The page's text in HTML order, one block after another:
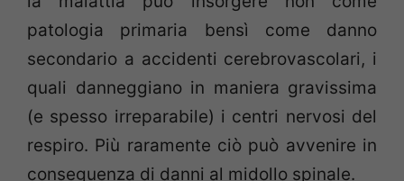
patologia primaria bensì come danno
secondario a accidenti cerebrovascolari, i
quali danneggiano in maniera gravissima
(e spesso irreparabile) i centri nervosi del
respiro. Più raramente ciò può avvenire in
conseguenza di danni al midollo spinale.